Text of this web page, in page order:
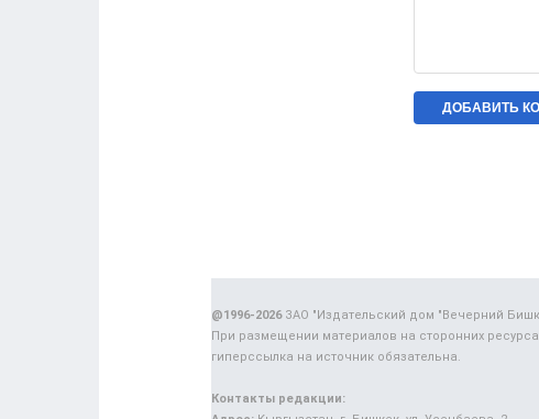
@1996-2026ЗАО "Издательский дом "Вечерний
При размещении материалов на сторонних
гиперссылка на источник обязательна.
Контакты редакции: